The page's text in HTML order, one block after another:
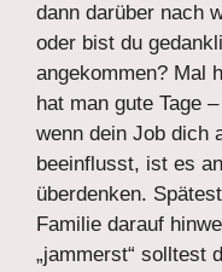
dann darüber nach
oder bist du
angekommen? Mal
hat man gute Tage
wenn dein Job dich
beeinflusst, ist es
überdenken.
Familie darauf
„jammerst“ solltest